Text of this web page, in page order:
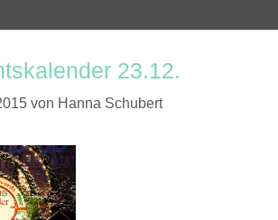
23.12.
von Hanna Schubert